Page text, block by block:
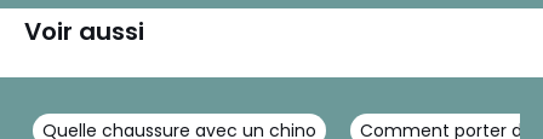
Voir aussi
Quelle chaussure avec un chino Comment porter